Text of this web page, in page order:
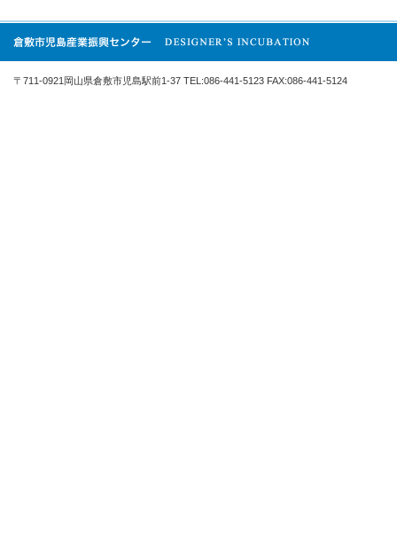
〒711-0921岡山県倉敷市児島駅前1-37 TEL:086-441-5123 FAX:086-441-5124